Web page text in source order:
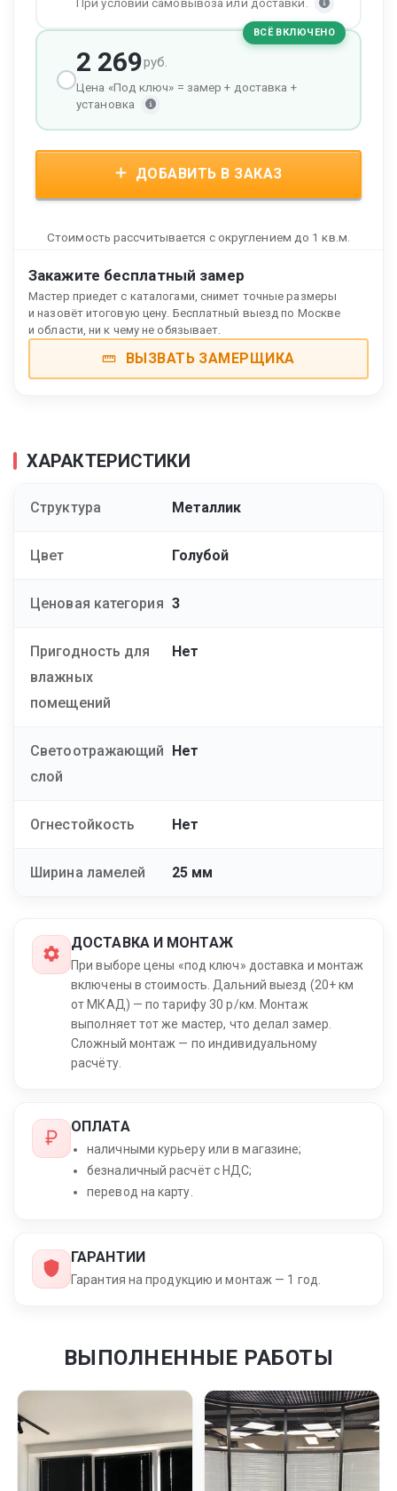
ВСЁ ВКЛЮЧЕНО
2 269руб.
Цена «Под ключ» = замер + доставка +
установка
ДОБАВИТЬ В ЗАКАЗ
Стоимость рассчитывается с округлением до 1 кв.м.
Закажите бесплатный замер
Мастер приедет с каталогами, снимет точные размеры
и назовёт итоговую цену. Бесплатный выезд по Москве
и области, ни к чему не обязывает.
ВЫЗВАТЬ ЗАМЕРЩИКА
ХАРАКТЕРИСТИКИ
Структура Металлик
Цвет Голубой
Ценовая категория 3
Пригодность для
влажных
помещений
Нет
Светоотражающий
слой
Нет
Огнестойкость Нет
Ширина ламелей 25 мм
ДОСТАВКА И МОНТАЖ
При выборе цены «под ключ» доставка и монтаж
включены в стоимость. Дальний выезд (20+ км
от МКАД) — по тарифу 30 р/км. Монтаж
выполняет тот же мастер, что делал замер.
Сложный монтаж — по индивидуальному
расчёту.
ОПЛАТА
наличными курьеру или в магазине;
безналичный расчёт с НДС;
перевод на карту.
ГАРАНТИИ
Гарантия на продукцию и монтаж — 1 год.
ВЫПОЛНЕННЫЕ РАБОТЫ